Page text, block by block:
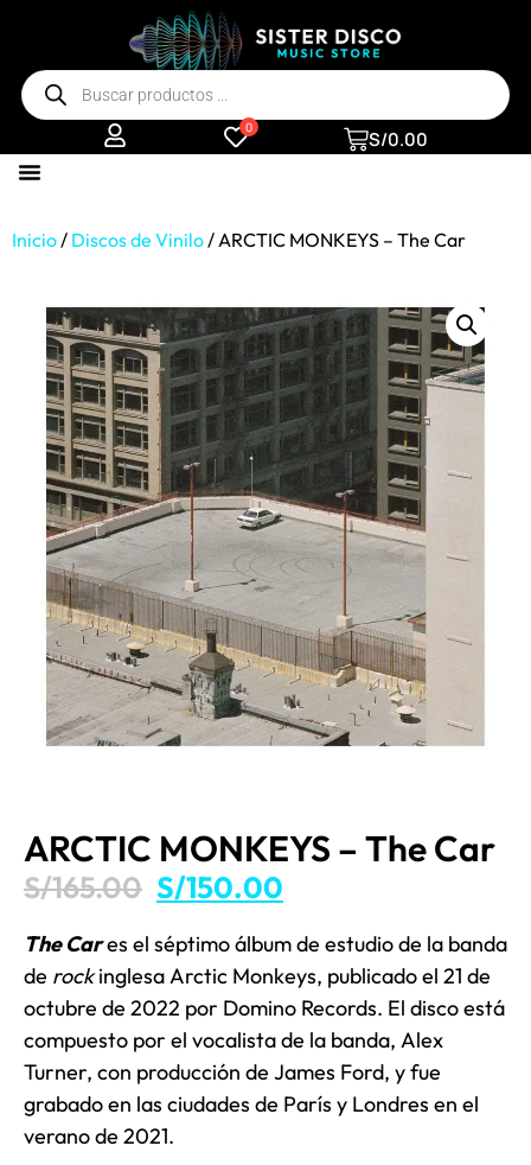
0 S/0.00
Inicio/ Discos de Vinilo/ ARCTIC MONKEYS – The Car
ARCTIC MONKEYS – The Car
S/165.00 S/150.00
The Cares el séptimo álbum de estudio de la banda
de rockinglesa Arctic Monkeys, publicado el 21 de
octubre de 2022 por Domino Records. El disco está
compuesto por el vocalista de la banda, Alex
Turner, con producción de James Ford, y fue
grabado en las ciudades de París y Londres en el
verano de 2021.